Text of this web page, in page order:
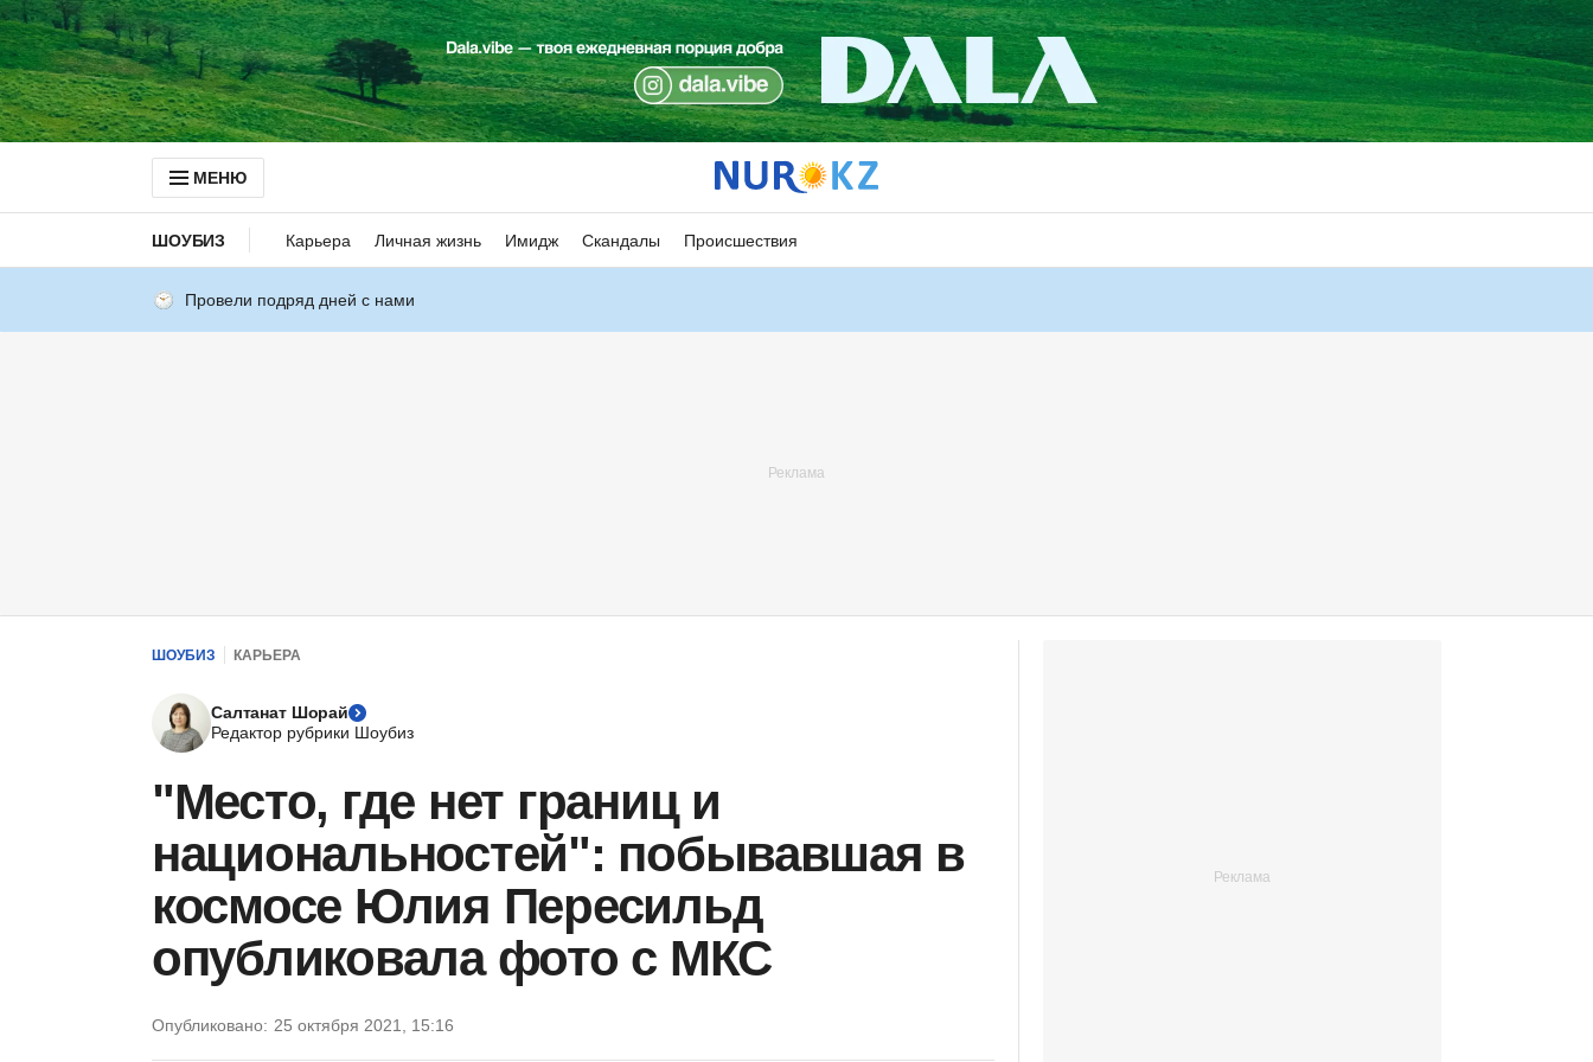
МЕНЮ
ШОУБИЗ Карьера Личная жизнь Имидж Скандалы Происшествия
Провели подряд дней с нами
ШОУБИЗ КАРЬЕРА
Салтанат Шорай
Редактор рубрики Шоубиз
"Место, где нет границ и
национальностей": побывавшая в
космосе Юлия Пересильд
опубликовала фото с МКС
Опубликовано: 25 октября 2021, 15:16